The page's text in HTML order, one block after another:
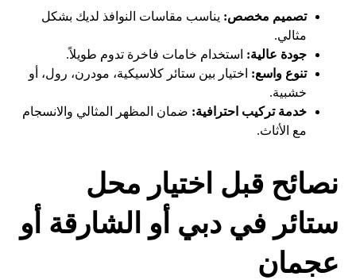
تصميم مخصص: يناسب مقاسات النوافذ لديك بشكل
مثالي.
جودة عالية: استخدام خامات فاخرة تدوم طويلاً.
تنوع واسع: اختيار بين ستائر كلاسيكية، مودرن، رول، أو
خشبية.
خدمة تركيب احترافية: ضمان المظهر المثالي والانسجام
مع الأثاث.
نصائح قبل اختيار محل
ستائر في دبي أو الشارقة أو
عجمان